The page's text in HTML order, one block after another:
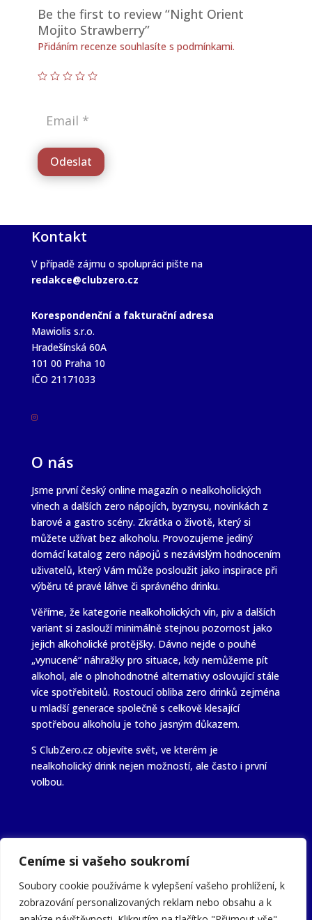
Ceníme si vašeho soukromí
Soubory cookie používáme k vylepšení vašeho prohlížení, k
zobrazování personalizovaných reklam nebo obsahu a k
Be the first to review “Night Orient
Mojito Strawberry”
Přidáním recenze souhlasíte s podmínkami.
Odeslat
Kontakt
V případě zájmu o spolupráci pište na
redakce@clubzero.cz
Korespondenční a fakturační adresa
Mawiolis s.r.o.
Hradešínská 60A
101 00 Praha 10
IČO 21171033

O nás
Jsme první český online magazín o nealkoholických
vínech a dalších zero nápojích, byznysu, novinkách z
barové a gastro scény. Zkrátka o životě, který si
můžete užívat bez alkoholu. Provozujeme jediný
domácí katalog zero nápojů s nezávislým hodnocením
uživatelů, který Vám může posloužit jako inspirace při
výběru té pravé láhve či správného drinku.
Věříme, že kategorie nealkoholických vín, piv a dalších
variant si zaslouží minimálně stejnou pozornost jako
jejich alkoholické protějšky. Dávno nejde o pouhé
„vynucené“ náhražky pro situace, kdy nemůžeme pít
alkohol, ale o plnohodnotné alternativy oslovující stále
více spotřebitelů. Rostoucí obliba zero drinků zejména
u mladší generace společně s celkově klesající
spotřebou alkoholu je toho jasným důkazem.
S ClubZero.cz objevíte svět, ve kterém je
nealkoholický drink nejen možností, ale často i první
volbou.
© Mawiolis s.r.o. | Publikování, kopírování nebo další
šíření obsahu serveru clubzero.cz je bez písemného
souhlasu zakázáno.